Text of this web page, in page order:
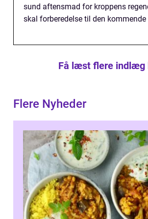
sund aftensmad for kroppens
skal forberedelse til den kommende
Få læst flere indlæg
Flere Nyheder